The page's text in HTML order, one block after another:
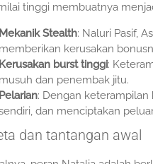
tinggi membuatnya
Mekanik Stealth: Naluri Pasif,
memberikan kerusakan
Kerusakan burst tinggi:
musuh dan penembak jitu.
Pelarian: Dengan
dan menciptakan
dan tantangan awal